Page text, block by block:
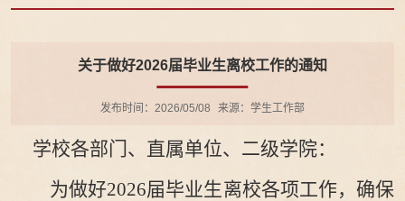
关于做好2026届毕业生离校工作的通知
发布时间：2026/05/08 来源：学生工作部
学校各部门、直属单位、 二级学院：
为做好2026届毕业生离校各项工作，确保